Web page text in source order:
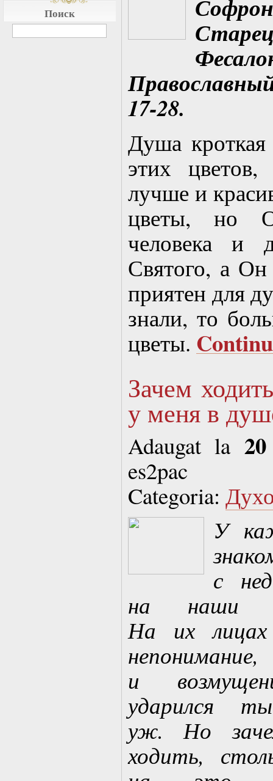
Поиск
17-28.
Душа
этих
лучше и
цветы, но
человека и
Святого, а
приятен для
знали, то
цветы.
Зачем
у меня в
Adaugat la
es2pac
Categoria:
У
с
на наши
На их лицах
и
ударился
уж. Но
ходить,